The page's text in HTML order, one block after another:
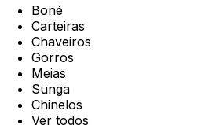
Boné
Carteiras
Chaveiros
Gorros
Meias
Sunga
Chinelos
Ver todos